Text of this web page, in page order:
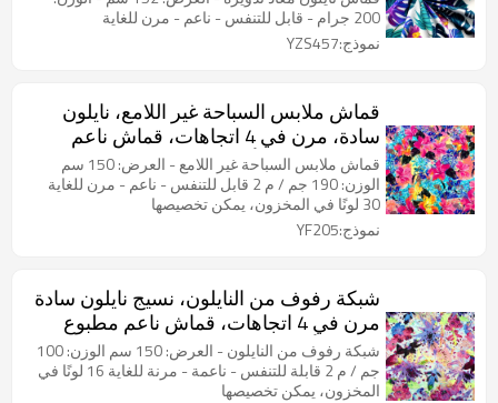
200 جرام - قابل للتنفس - ناعم - مرن للغاية
نموذج:YZS457
قماش ملابس السباحة غير اللامع، نايلون
سادة، مرن في 4 اتجاهات، قماش ناعم
مطبوع متعدد الألوان متوفر في المخزون.
قماش ملابس السباحة غير اللامع - العرض: 150 سم
الوزن: 190 جم / م 2 قابل للتنفس - ناعم - مرن للغاية
30 لونًا في المخزون، يمكن تخصيصها
نموذج:YF205
شبكة رفوف من النايلون، نسيج نايلون سادة
مرن في 4 اتجاهات، قماش ناعم مطبوع
متعدد الألوان متوفر في المخزون.
شبكة رفوف من النايلون - العرض: 150 سم الوزن: 100
جم / م 2 قابلة للتنفس - ناعمة - مرنة للغاية 16 لونًا في
المخزون، يمكن تخصيصها